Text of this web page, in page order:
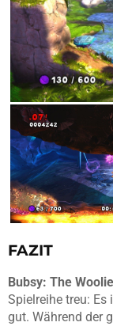
FAZIT
Bubsy: The
Spielreihe treu:
gut. Während der